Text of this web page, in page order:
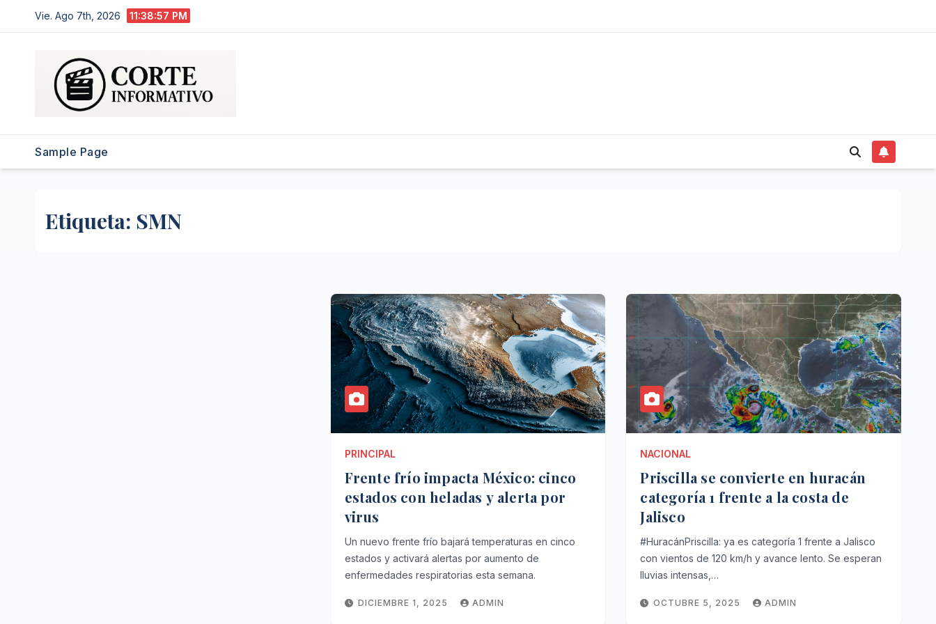
al
Vie. Ago 7th, 2026 11:38:57 PM
Sample Page
Etiqueta: SMN
PRINCIPAL
Frente frío impacta México: cinco
estados con heladas y alerta por
virus
Un nuevo frente frío bajará temperaturas en cinco
estados y activará alertas por aumento de
enfermedades respiratorias esta semana.
DICIEMBRE 1, 2025 ADMIN
NACIONAL
Priscilla se convierte en huracán
categoría 1 frente a la costa de
Jalisco
#HuracánPriscilla: ya es categoría 1 frente a Jalisco
con vientos de 120 km/h y avance lento. Se esperan
lluvias intensas,…
OCTUBRE 5, 2025 ADMIN